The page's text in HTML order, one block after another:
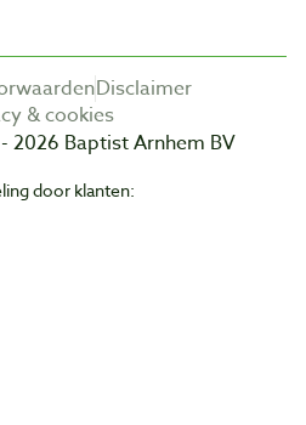
Disclaimer
& cookies
2026 Baptist Arnhem BV
door klanten: